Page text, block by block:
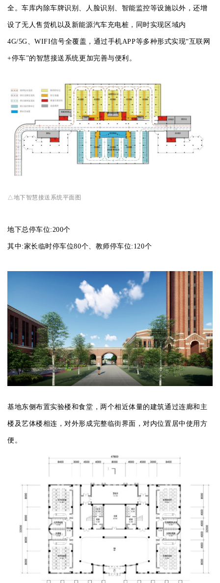
全。车库内除车牌识别、人脸识别、智能监控等设施以外，还增
设了无人售货机以及新能源汽车充电桩，同时实现区域内
4G/5G、WIFI信号全覆盖，通过手机APP等多种形式实现“互联网
+停车”的智慧接送系统更加完善与便利。
△地下智慧接送系统平面图
地下总停车位:200个
其中:家长临时停车位80个、教师停车位:120个
基地东侧布置实验楼和食堂，两个相近体量的建筑通过连廊和主
楼及艺体楼相连，对外形成完整临街界面，对内位置居中使用方
便。